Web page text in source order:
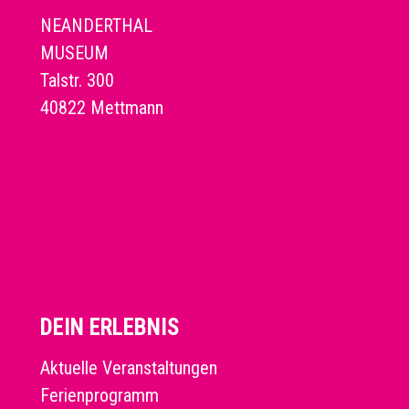
NEANDERTHAL
MUSEUM
Talstr. 300
40822 Mettmann
DEIN ERLEBNIS
Aktuelle Veranstaltungen
Ferienprogramm